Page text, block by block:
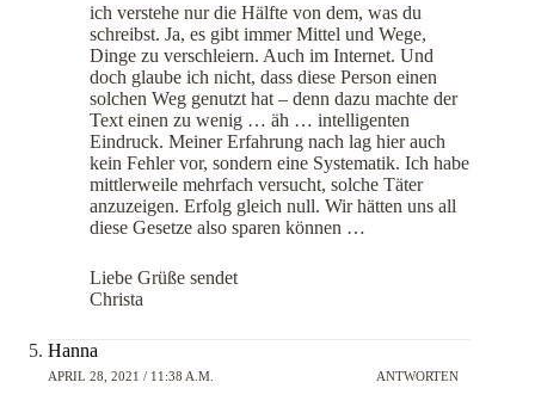
ich verstehe nur die Hälfte von dem, was du
schreibst. Ja, es gibt immer Mittel und Wege,
Dinge zu verschleiern. Auch im Internet. Und
doch glaube ich nicht, dass diese Person einen
solchen Weg genutzt hat – denn dazu machte der
Text einen zu wenig … äh … intelligenten
Eindruck. Meiner Erfahrung nach lag hier auch
kein Fehler vor, sondern eine Systematik. Ich habe
mittlerweile mehrfach versucht, solche Täter
anzuzeigen. Erfolg gleich null. Wir hätten uns all
diese Gesetze also sparen können …
Liebe Grüße sendet
Christa
Hanna
APRIL 28, 2021 / 11:38 A.M. ANTWORTEN